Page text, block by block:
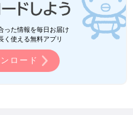
った情報を毎日お届け
く使える無料アプリ
ロード